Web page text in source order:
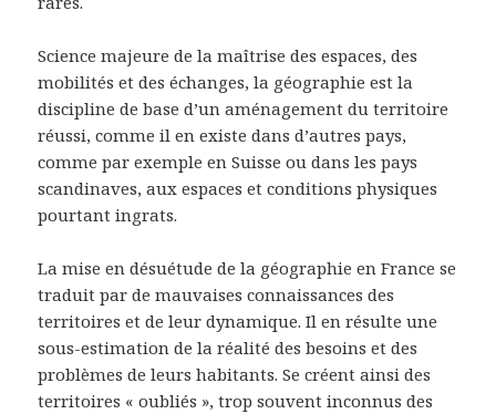
Science majeure de la maîtrise des espaces, des
mobilités et des échanges, la géographie est la
discipline de base d’un aménagement du territoire
réussi, comme il en existe dans d’autres pays,
comme par exemple en Suisse ou dans les pays
scandinaves, aux espaces et conditions physiques
pourtant ingrats.
La mise en désuétude de la géographie en France se
traduit par de mauvaises connaissances des
territoires et de leur dynamique. Il en résulte une
sous-estimation de la réalité des besoins et des
problèmes de leurs habitants. Se créent ainsi des
territoires « oubliés », trop souvent inconnus des